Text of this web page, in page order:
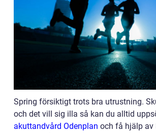
Spring försiktigt trots bra utrustning.
och det vill sig illa så kan du alltid
akuttandvård Odenplan och få hjälp av